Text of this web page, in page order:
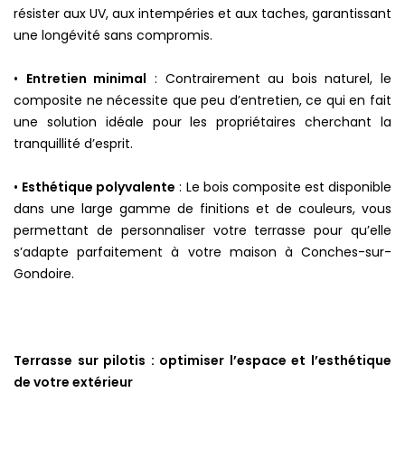
résister aux UV, aux intempéries et aux taches, garantissant
une longévité sans compromis.
• Entretien minimal : Contrairement au bois naturel, le
composite ne nécessite que peu d’entretien, ce qui en fait
une solution idéale pour les propriétaires cherchant la
tranquillité d’esprit.
• Esthétique polyvalente : Le bois composite est disponible
dans une large gamme de finitions et de couleurs, vous
permettant de personnaliser votre terrasse pour qu’elle
s’adapte parfaitement à votre maison à Conches-sur-
Gondoire.
Terrasse sur pilotis : optimiser l’espace et l’esthétique
de votre extérieur